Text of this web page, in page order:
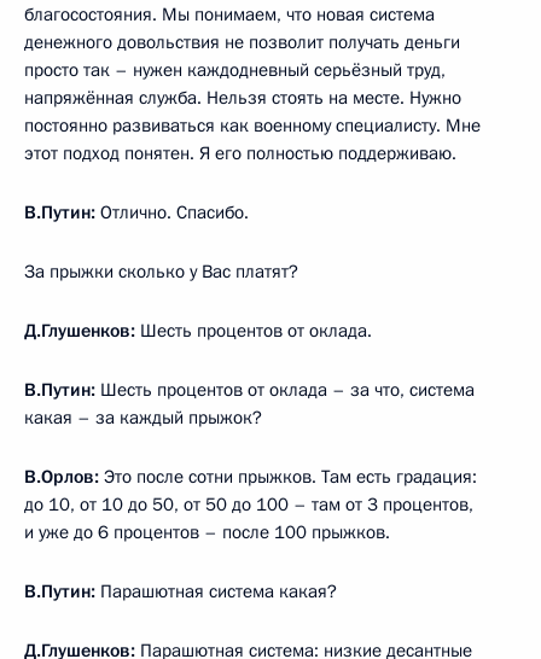
благосостояния. Мы понимаем, что новая система
денежного довольствия не позволит получать деньги
просто так – нужен каждодневный серьёзный труд,
напряжённая служба. Нельзя стоять на месте. Нужно
постоянно развиваться как военному специалисту. Мне
этот подход понятен. Я его полностью поддерживаю.
В.Путин: Отлично. Спасибо.
За прыжки сколько у Вас платят?
Д.Глушенков: Шесть процентов от оклада.
В.Путин: Шесть процентов от оклада – за что, система
какая – за каждый прыжок?
В.Орлов: Это после сотни прыжков. Там есть градация:
до 10, от 10 до 50, от 50 до 100 – там от 3 процентов,
и уже до 6 процентов – после 100 прыжков.
В.Путин: Парашютная система какая?
Д.Глушенков: Парашютная система: низкие десантные